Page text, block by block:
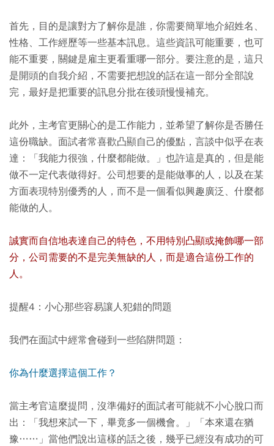
首先，目的是讓對方了解你是誰，你需要簡單地介紹姓名、
性格、工作經歷等一些基本訊息。這些資訊可能重要，也可
能不重要，關鍵是雇主更看重哪一部分。要注意的是，這只
是開頭的自我介紹，不需要把想說的話在這一部分全部說
完，最好是把重要的訊息分批在後頭慢慢補充。
此外，主考官更關心的是工作能力，並希望了解你是否勝任
這份職缺。面試者常喜歡凸顯自己的優點，言談中似乎在表
達：「我能力很強，什麼都能做。」也許這是真的，但是能
做不一定代表做得好。公司想要的是能做事的人，以及在某
方面表現特別優秀的人，而不是一個看似興趣廣泛、什麼都
能做的人。
誠實而自信地表達自己的特色，不用特別凸顯或掩飾哪一部
分，公司需要的不是完美無缺的人，而是適合這份工作的
人。
提醒4：小心那些容易讓人犯錯的問題
我們在面試中經常會碰到一些陷阱問題：
你為什麼選擇這個工作？
當主考官這麼提問，沒準備好的面試者可能就不小心脫口而
出：「我想來試一下，畢竟多一個機會。」「本來還在猶
豫……」當他們說出這樣的話之後，幾乎已經沒有成功的可